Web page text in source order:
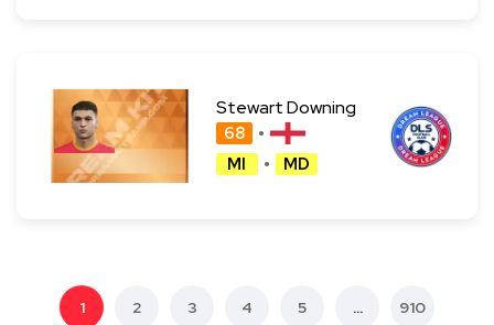
Stewart Downing
68
MI
MD
1 2 3 4 5 ... 910